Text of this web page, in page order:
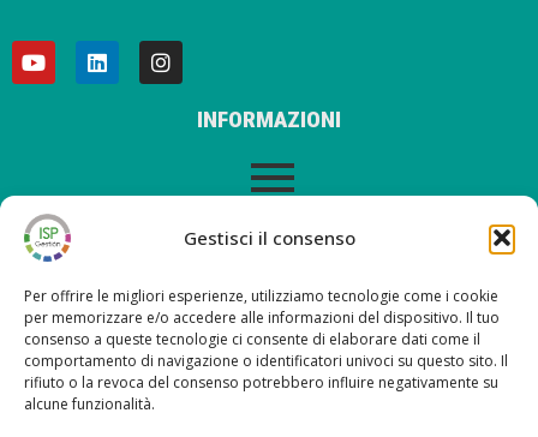
Gestisci il consenso
Per offrire le migliori esperienze, utilizziamo tecnologie come i cookie
per memorizzare e/o accedere alle informazioni del dispositivo. Il tuo
consenso a queste tecnologie ci consente di elaborare dati come il
comportamento di navigazione o identificatori univoci su questo sito. Il
rifiuto o la revoca del consenso potrebbero influire negativamente su
alcune funzionalità.
INFORMAZIONI
AVVISO LEGALE
ULTIMI POST SUL NOSTRO BLOG